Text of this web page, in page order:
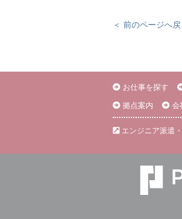
＜ 前のページへ戻
お仕事を探す
拠点案内
会
エンジニア派遣